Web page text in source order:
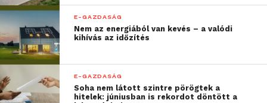
A szerverbérlés során a választásod nemcsak a
jelenlegi szükségleteket, de a jövőbeni tervezési
lehetőségeket is befolyásolja. Ne feledd, hogy a
Datatrans által kínált megoldások lehetővé teszik,
hogy az igényeidhez igazodj, és folyamatosan
növekedj a piacon. Te melyik megoldást választanád
a jövőd érdekében?
E-GAZDASÁG
Nem az energiából van kevés – a valódi
kihívás az időzítés
E-GAZDASÁG
Soha nem látott szintre pörögtek a
hitelek: júniusban is rekordot döntött a